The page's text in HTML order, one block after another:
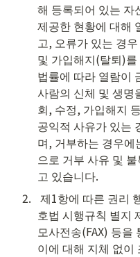
해 등록되어 있는 자
제공한 현황에 대해
고, 오류가 있는 경
및 가입해지(탈퇴)
법률에 따라 열람이
사람의 신체 및 생명
회, 수정, 가입해지
공익적 사유가 있는
며, 거부하는 경우에
으로 거부 사유 및
고 있습니다.
2.
호법 시행규칙 별지
모사전송(FAX) 등을
이에 대해 지체 없이